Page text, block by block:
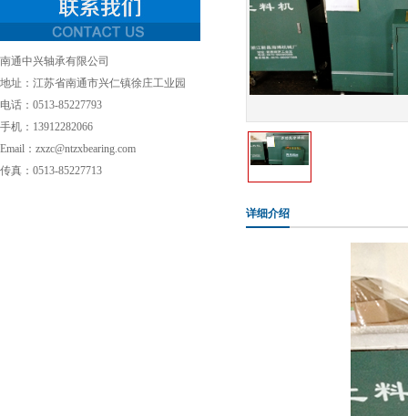
南通中兴轴承有限公司
地址：江苏省南通市兴仁镇徐庄工业园
电话：0513-85227793
手机：13912282066
Email：zxzc@ntzxbearing.com
传真：0513-85227713
详细介绍